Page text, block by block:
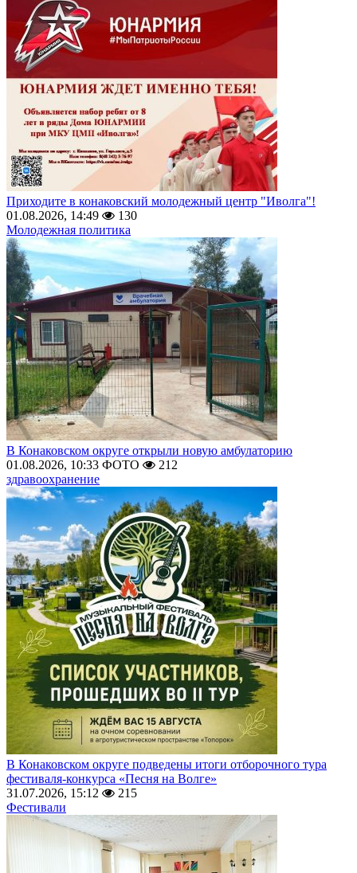
Приходите в конаковский молодежный центр "Иволга"!
01.08.2026, 14:49
130
Молодежная политика
В Конаковском округе открыли новую амбулаторию
01.08.2026, 10:33 ФОТО
212
здравоохранение
В Конаковском округе подведены итоги отборочного тура
фестиваля-конкурса «Песня на Волге»
31.07.2026, 15:12
215
Фестивали